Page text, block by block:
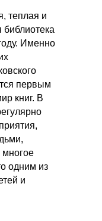
теплая и
Именно
первым
книг. В
многое
одним из
и